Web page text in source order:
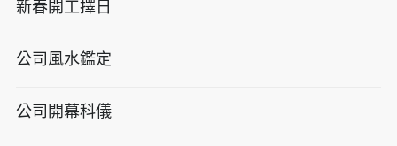
新春開工擇日
公司風水鑑定
公司開幕科儀